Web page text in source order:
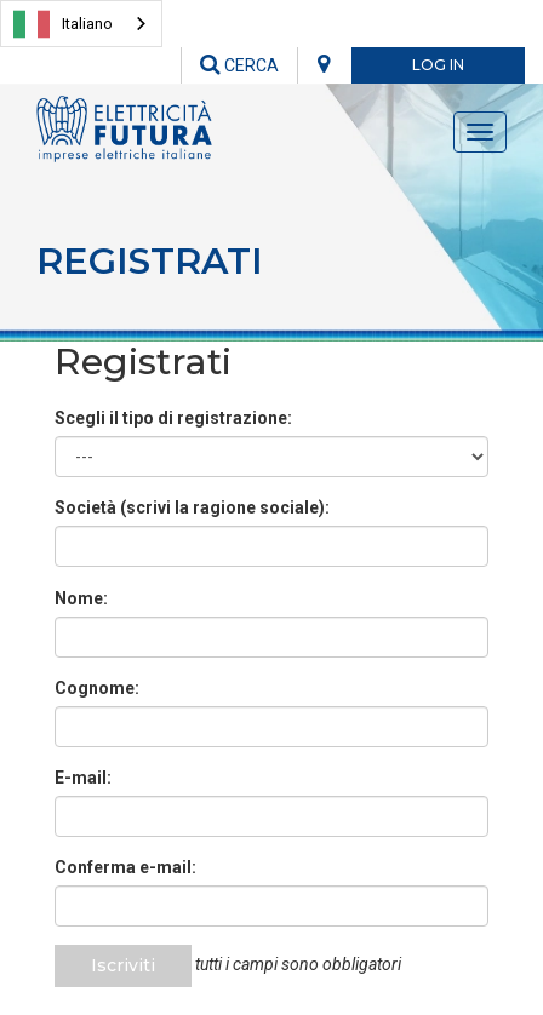
Italiano
LOG IN
CERCA
Toggle
REGISTRATI
Registrati
Scegli il tipo di registrazione:
Società (scrivi la ragione sociale):
Nome:
Cognome:
E-mail:
Conferma e-mail:
Iscriviti tutti i campi sono obbligatori